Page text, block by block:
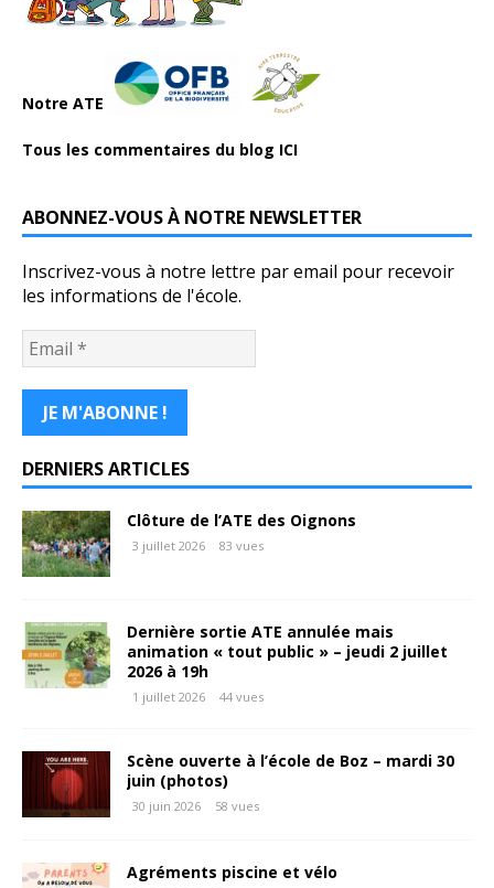
Notre ATE
Tous les commentaires du blog ICI
ABONNEZ-VOUS À NOTRE NEWSLETTER
Inscrivez-vous à notre lettre par email pour recevoir
les informations de l'école.
DERNIERS ARTICLES
Clôture de l’ATE des Oignons
3 juillet 2026 83 vues
Dernière sortie ATE annulée mais
animation « tout public » – jeudi 2 juillet
2026 à 19h
1 juillet 2026 44 vues
Scène ouverte à l’école de Boz – mardi 30
juin (photos)
30 juin 2026 58 vues
Agréments piscine et vélo